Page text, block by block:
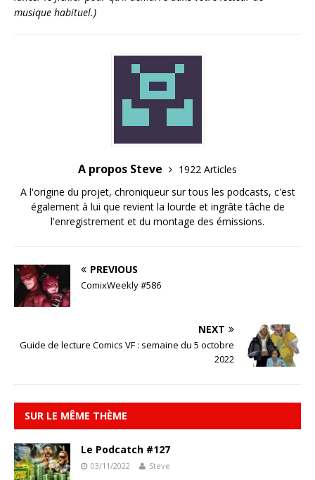
musique habituel.)
A propos Steve
1922 Articles
A l'origine du projet, chroniqueur sur tous les podcasts, c'est
également à lui que revient la lourde et ingrâte tâche de
l'enregistrement et du montage des émissions.
PREVIOUS
ComixWeekly #586
NEXT
Guide de lecture Comics VF : semaine du 5 octobre
2022
SUR LE MÊME THÈME
Le Podcatch #127
03/11/2022 Steve